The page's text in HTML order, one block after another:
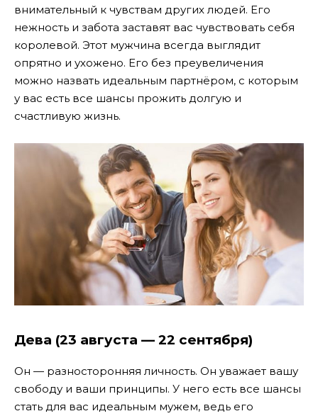
внимательный к чувствам других людей. Его
нежность и забота заставят вас чувствовать себя
королевой. Этот мужчина всегда выглядит
опрятно и ухожено. Его без преувеличения
можно назвать идеальным партнёром, с которым
у вас есть все шансы прожить долгую и
счастливую жизнь.
Дева (23 августа — 22 сентября)
Он — разносторонняя личность. Он уважает вашу
свободу и ваши принципы. У него есть все шансы
стать для вас идеальным мужем, ведь его